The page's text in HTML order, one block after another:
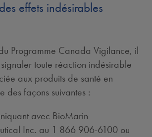
effets indésirables
Programme Canada Vigilance, il
toute réaction indésirable
aux produits de santé en
des façons suivantes :
avec BioMarin
Inc. au 1 866 906-6100 ou